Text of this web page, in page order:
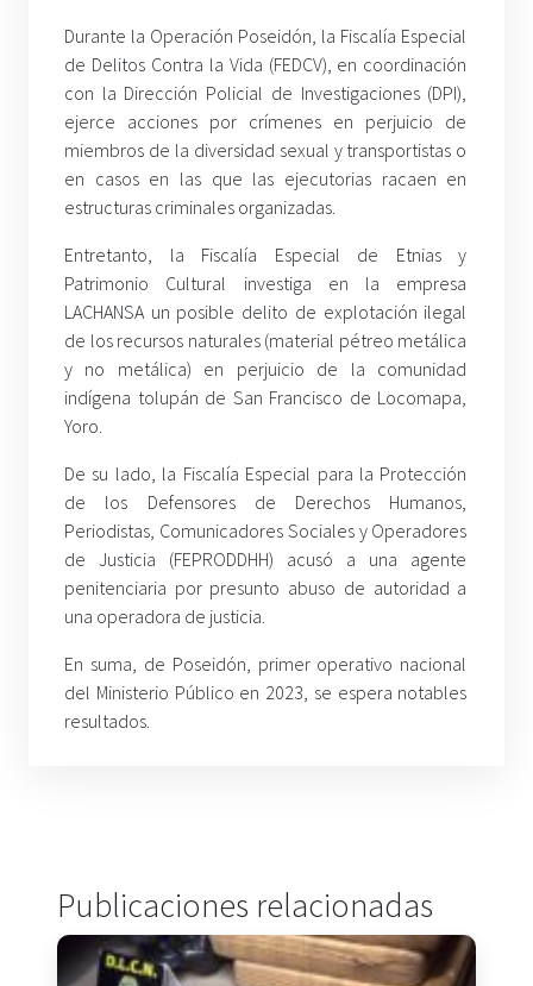
Durante la Operación Poseidón, la Fiscalía Especial
de Delitos Contra la Vida (FEDCV), en coordinación
con la Dirección Policial de Investigaciones (DPI),
ejerce acciones por crímenes en perjuicio de
miembros de la diversidad sexual y transportistas o
en casos en las que las ejecutorias racaen en
estructuras criminales organizadas.
Entretanto, la Fiscalía Especial de Etnias y
Patrimonio Cultural investiga en la empresa
LACHANSA un posible delito de explotación ilegal
de los recursos naturales (material pétreo metálica
y no metálica) en perjuicio de la comunidad
indígena tolupán de San Francisco de Locomapa,
Yoro.
De su lado, la Fiscalía Especial para la Protección
de los Defensores de Derechos Humanos,
Periodistas, Comunicadores Sociales y Operadores
de Justicia (FEPRODDHH) acusó a una agente
penitenciaria por presunto abuso de autoridad a
una operadora de justicia.
En suma, de Poseidón, primer operativo nacional
del Ministerio Público en 2023, se espera notables
resultados.
Publicaciones relacionadas